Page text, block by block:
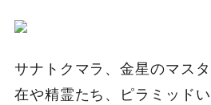
サナトクマラ、金星のマス
在や精霊たち、ピラミッド